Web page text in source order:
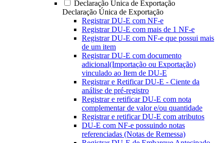
Declaração Única de Exportação
Declaração Única de Exportação
Registrar DU-E com NF-e
Registrar DU-E com mais de 1 NF-e
Registrar DU-E com NF-e que possui mais
de um item
Registrar DU-E com documento
adicional(Importação ou Exportação)
vinculado ao Item de DU-E
Registrar e Retificar DU-E - Ciente da
análise de pré-registro
Registrar e retificar DU-E com nota
complementar de valor e/ou quantidade
Registrar e retificar DU-E com atributos
DU-E com NF-e possuindo notas
referenciadas (Notas de Remessa)